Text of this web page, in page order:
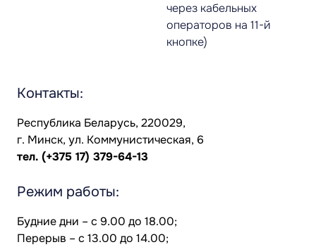
через кабельных
операторов на 11-й
кнопке)
Контакты:
Республика Беларусь, 220029,
г. Минск, ул. Коммунистическая, 6
тел. (+375 17) 379-64-13
Режим работы:
Будние дни – с 9.00 до 18.00;
Перерыв – с 13.00 до 14.00;